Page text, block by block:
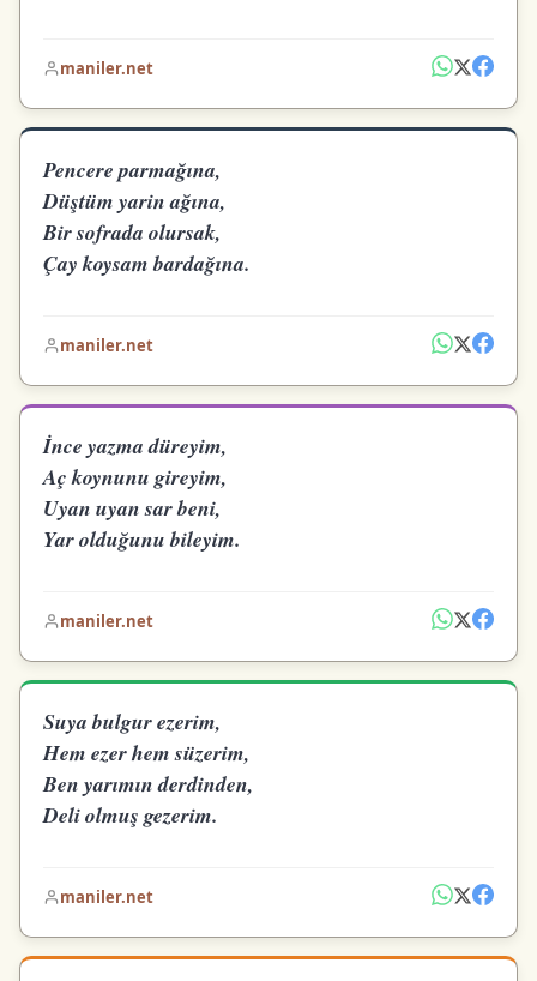
maniler.net
Pencere parmağına,
Düştüm yarin ağına,
Bir sofrada olursak,
Çay koysam bardağına.
maniler.net
İnce yazma düreyim,
Aç koynunu gireyim,
Uyan uyan sar beni,
Yar olduğunu bileyim.
maniler.net
Suya bulgur ezerim,
Hem ezer hem süzerim,
Ben yarımın derdinden,
Deli olmuş gezerim.
maniler.net